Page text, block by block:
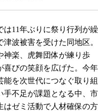
11年ぶりに祭り行列が繰
波被害を受けた同地区。
神楽、虎舞団体が練り歩
喜びの笑顔を広げた。今年
能を次世代につなぐ取り組
手不足が課題となる中、市
はゼミ活動で人材確保の方